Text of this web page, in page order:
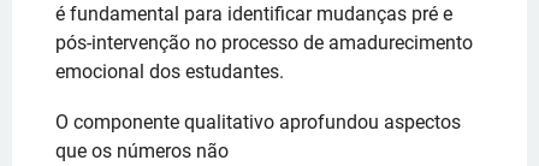
é fundamental para identificar mudanças pré e
pós-intervenção no processo de amadurecimento
emocional dos estudantes.
O componente qualitativo aprofundou aspectos
que os números não